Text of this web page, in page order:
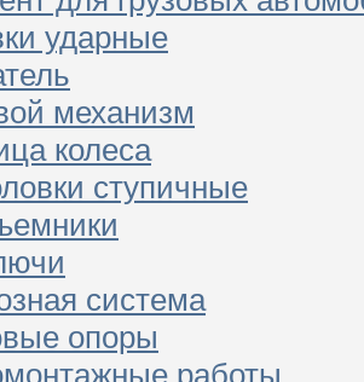
ударные
механизм
колеса
ступичные
система
опоры
работы